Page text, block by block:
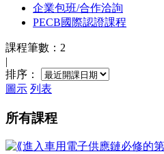
企業包班/合作洽詢
PECB國際認證課程
課程筆數：2
|
排序：
圖示 列表
所有課程